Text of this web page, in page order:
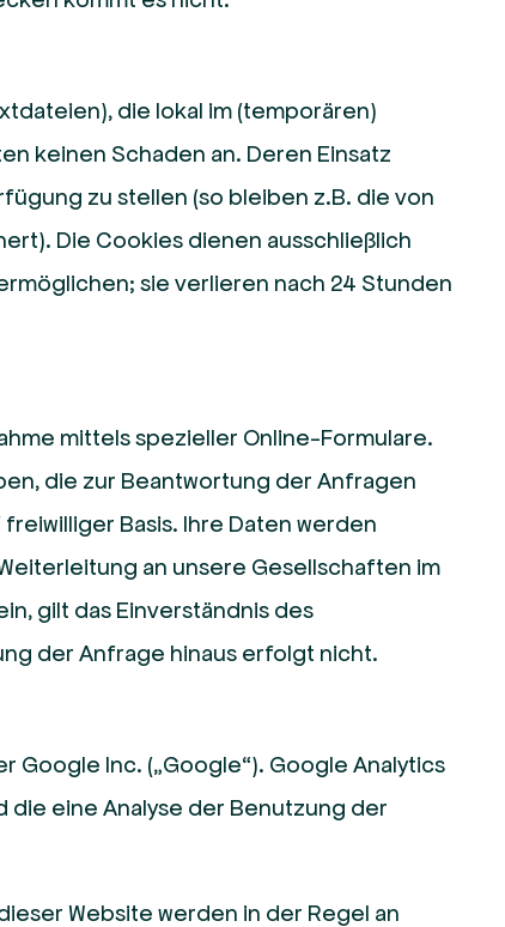
die lokal im (temporären)
keinen Schaden an. Deren Einsatz
zu stellen (so bleiben z.B. die von
Die Cookies dienen ausschließlich
sie verlieren nach 24 Stunden
mittels spezieller Online-Formulare.
die zur Beantwortung der Anfragen
Basis. Ihre Daten werden
an unsere Gesellschaften im
gilt das Einverständnis des
der Anfrage hinaus erfolgt nicht.
Google Inc. („Google“). Google Analytics
eine Analyse der Benutzung der
Website werden in der Regel an